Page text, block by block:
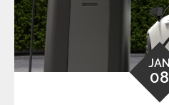
JAN
08